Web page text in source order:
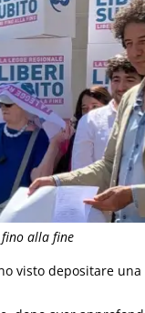
fino alla fine
visto depositare